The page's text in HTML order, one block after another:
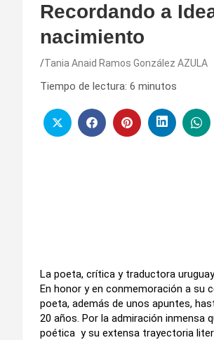
Recordando a
nacimiento
Tania Anaid Ramos González AZULA
Tiempo de lectura: 6 minutos
La poeta, crítica y traductora
En honor y en conmemoración a su
poeta, además de unos apuntes,
20 años. Por la admiración inmensa
poética y su extensa trayectoria